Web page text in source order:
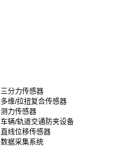
三分力传感器
多维/拉扭复合传感器
测力传感器
车辆/轨道交通防夹设备
直线位移传感器
数据采集系统